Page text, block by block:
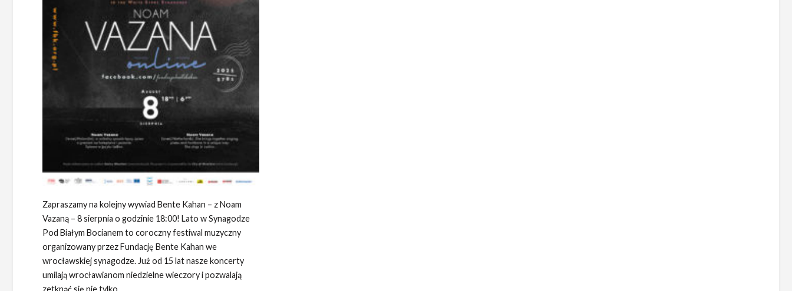
Zapraszamy na kolejny wywiad Bente Kahan – z Noam
Vazaną – 8 sierpnia o godzinie 18:00! Lato w Synagodze
Pod Białym Bocianem to coroczny festiwal muzyczny
organizowany przez Fundację Bente Kahan we
wrocławskiej synagodze. Już od 15 lat nasze koncerty
umilają wrocławianom niedzielne wieczory i pozwalają